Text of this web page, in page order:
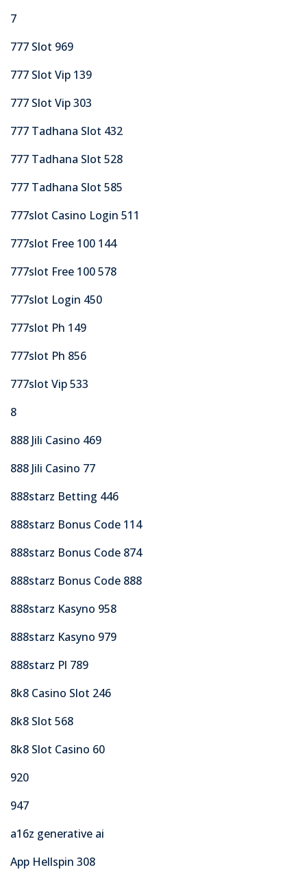
7
777 Slot 969
777 Slot Vip 139
777 Slot Vip 303
777 Tadhana Slot 432
777 Tadhana Slot 528
777 Tadhana Slot 585
777slot Casino Login 511
777slot Free 100 144
777slot Free 100 578
777slot Login 450
777slot Ph 149
777slot Ph 856
777slot Vip 533
8
888 Jili Casino 469
888 Jili Casino 77
888starz Betting 446
888starz Bonus Code 114
888starz Bonus Code 874
888starz Bonus Code 888
888starz Kasyno 958
888starz Kasyno 979
888starz Pl 789
8k8 Casino Slot 246
8k8 Slot 568
8k8 Slot Casino 60
920
947
a16z generative ai
App Hellspin 308